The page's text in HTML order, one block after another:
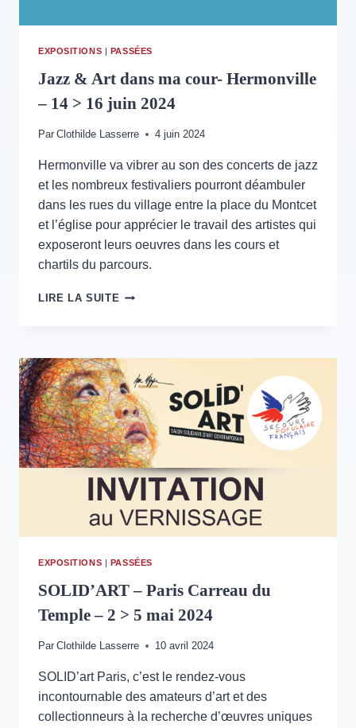
EXPOSITIONS | PASSÉES
Jazz & Art dans ma cour- Hermonville
– 14 > 16 juin 2024
Par Clothilde Lasserre 4 juin 2024
Hermonville va vibrer au son des concerts de jazz
et les nombreux festivaliers pourront déambuler
dans les rues du village entre la place du Montcet
et l’église pour apprécier le travail des artistes qui
exposeront leurs oeuvres dans les cours et
chartils du parcours.
LIRE LA SUITE JAZZ
MA
COUR-
HERMONVILLE
–
14
>
16
JUIN
2024
EXPOSITIONS | PASSÉES
SOLID’ART – Paris Carreau du
Temple – 2 > 5 mai 2024
Par Clothilde Lasserre 10 avril 2024
SOLID’art Paris, c’est le rendez-vous
incontournable des amateurs d’art et des
collectionneurs à la recherche d’œuvres uniques